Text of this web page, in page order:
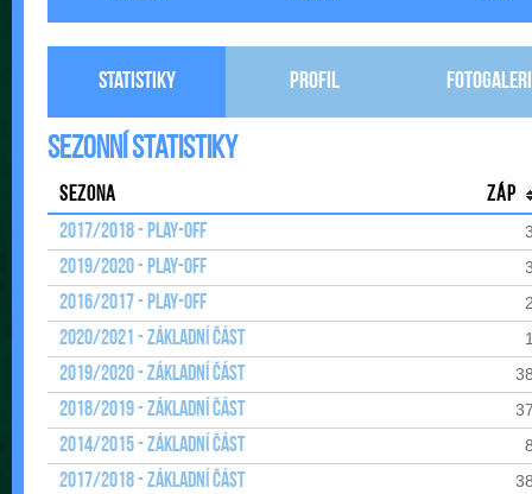
Statistiky Profil
Sezonní statistiky
Sezona
Záp
2017/2018 - Play-off
2019/2020 - Play-off
2016/2017 - Play-off
2020/2021 - Základní část
2019/2020 - Základní část
2018/2019 - Základní část
2014/2015 - Základní část
2017/2018 - Základní část